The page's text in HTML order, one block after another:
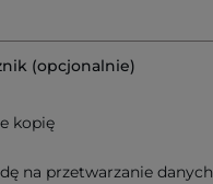
(opcjonalnie)
kopię
na przetwarzanie danych